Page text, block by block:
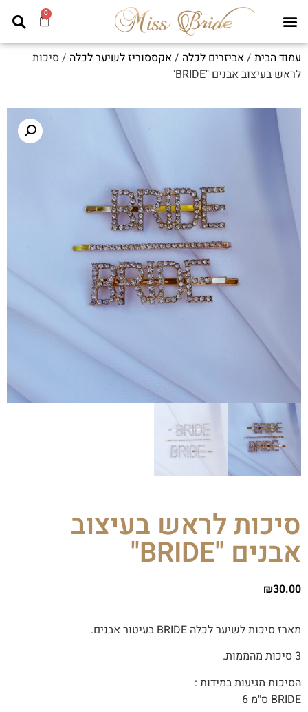
0
עמוד הבית /אביזרים לכלה /אקססוריז לשיער לכלה / סיכות
לראש בעיצוב אבנים "BRIDE"
סיכות לראש בעיצוב
אבנים "BRIDE"
₪30.00
מארז סיכות לשיער לכלה BRIDE בעיטור אבנים.
3 סיכות מהממות.
הסיכות מגיעות במידות :
BRIDE ס"מ 6